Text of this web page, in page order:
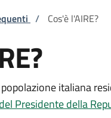
pane
/ Cos'è l'AIRE?
popolazione italiana
Presidente della